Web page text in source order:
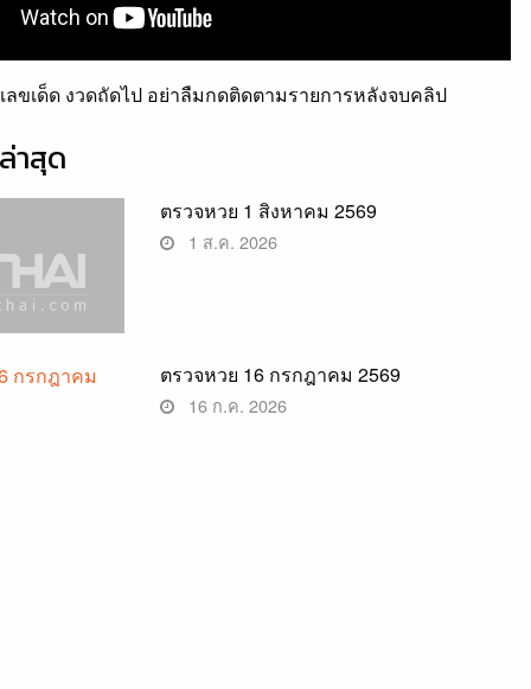
ลขเด็ด งวดถัดไป อย่าลืมกดติดตามรายการหลังจบคลิป
าสุด
ตรวจหวย 1 สิงหาคม 2569
1 ส.ค. 2026
ตรวจหวย 16 กรกฎาคม 2569
16 ก.ค. 2026